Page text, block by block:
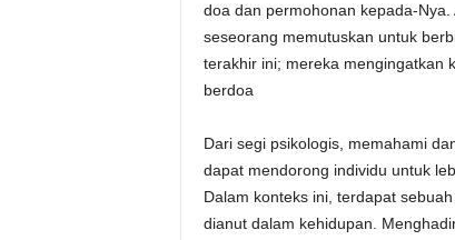
doa dan permohonan kepada-
seseorang memutuskan untuk
terakhir ini; mereka mengingatkan
berdoa
Dari segi psikologis, memahami
dapat mendorong individu untuk
Dalam konteks ini, terdapat
dianut dalam kehidupan.